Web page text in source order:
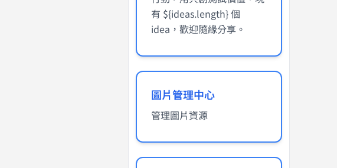
有 ${ideas.length} 個
idea，歡迎隨緣分享。
圖片管理中心
管理圖片資源